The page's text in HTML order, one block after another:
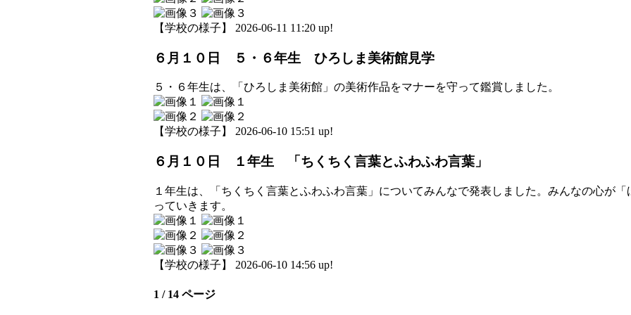
【学校の様子】 2026-06-11 11:20 up!
６月１０日 ５・６年生 ひろしま美術館見学
５・６年生は、「ひろしま美術館」の美術作品をマナーを守って鑑賞しました。
【学校の様子】 2026-06-10 15:51 up!
６月１０日 １年生 「ちくちく言葉とふわふわ言葉」
１年生は、「ちくちく言葉とふわふわ言葉」についてみんなで発表しました。みんなの心が
っていきます。
【学校の様子】 2026-06-10 14:56 up!
1 / 14 ページ